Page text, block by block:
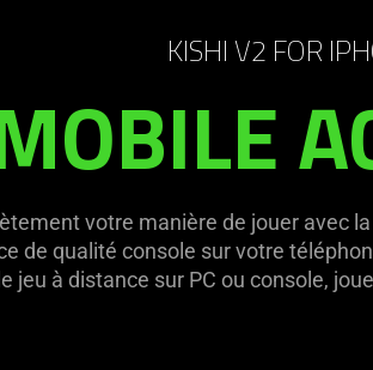
KISHI V2 FOR
votre manière de jouer avec
de qualité console sur votre
jeu à distance sur PC ou console,